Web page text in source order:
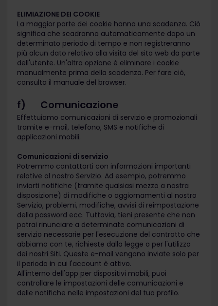
ELIMIAZIONE DEI COOKIE
La maggior parte dei cookie hanno una scadenza. Ciò
significa che scadranno automaticamente dopo un
determinato periodo di tempo e non registreranno
più alcun dato relativo alla visita del sito web da parte
dell'utente. Un'altra opzione è eliminare i cookie
manualmente prima della scadenza. Per fare ciò,
consulta il manuale del browser.
f) Comunicazione
Effettuiamo comunicazioni di servizio e promozionali
tramite e-mail, telefono, SMS e notifiche di
applicazioni mobili.
Comunicazioni di servizio
Potremmo contattarti con informazioni importanti
relative al nostro Servizio. Ad esempio, potremmo
inviarti notifiche (tramite qualsiasi mezzo a nostra
disposizione) di modifiche o aggiornamenti al nostro
Servizio, problemi, modifiche, avvisi di reimpostazione
della password ecc. Tuttavia, tieni presente che non
potrai rinunciare a determinate comunicazioni di
servizio necessarie per l'esecuzione del contratto che
abbiamo con te, richieste dalla legge o per l'utilizzo
dei nostri Siti. Queste e-mail vengono inviate solo per
il periodo in cui l'account è attivo.
All'interno dell'app per dispositivi mobili, puoi
controllare le impostazioni delle comunicazioni e
delle notifiche nelle impostazioni del tuo profilo.